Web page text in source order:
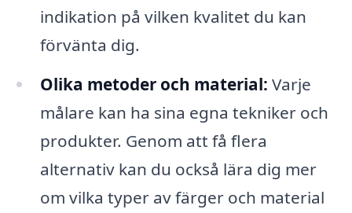
indikation på vilken kvalitet du kan
förvänta dig.
Olika metoder och material: Varje
målare kan ha sina egna tekniker och
produkter. Genom att få flera
alternativ kan du också lära dig mer
om vilka typer av färger och material